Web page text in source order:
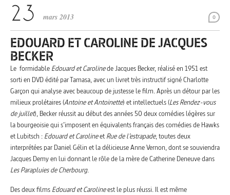
0
mars 2013
EDOUARD ET CAROLINE DE JACQUES
BECKER
Le formidable Edouard et Carolinede Jacques Becker, réalisé en 1951 est
sorti en DVD édité par Tamasa, avec un livret très instructif signé Charlotte
Garçon qui analyse avec beaucoup de justesse le film. Après un détour par les
milieux prolétaires (Antoine et Antoinette) et intellectuels (Les Rendez-vous
de juillet), Becker réussit au début des années 50 deux comédies légères sur
la bourgeoisie qui s’imposent en équivalents français des comédies de Hawks
et Lubitsch : Edouard et Carolineet Rue de l’estrapade, toutes deux
interprétées par Daniel Gélin et la délicieuse Anne Vernon, dont se souviendra
Jacques Demy en lui donnant le rôle de la mère de Catherine Deneuve dans
Les Parapluies de Cherbourg.
Des deux films Edouard et Carolineest le plus réussi. Il est même